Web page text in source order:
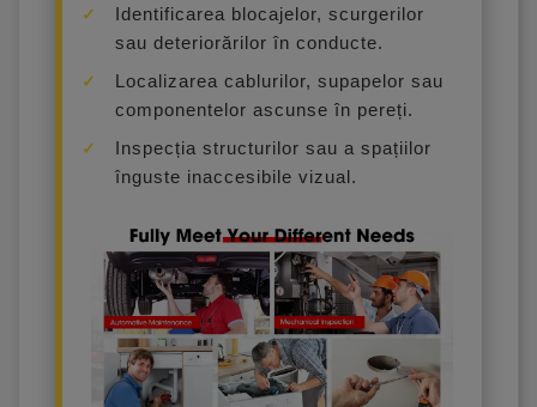
Identificarea blocajelor, scurgerilor
sau deteriorărilor în conducte.
Localizarea cablurilor, supapelor sau
componentelor ascunse în pereți.
Inspecția structurilor sau a spațiilor
înguste inaccesibile vizual.